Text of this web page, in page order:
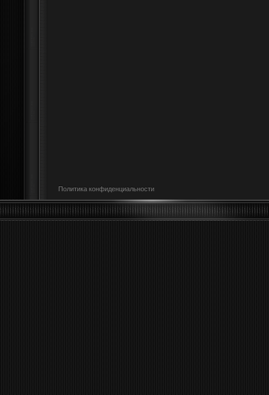
Политика конфиденциальности